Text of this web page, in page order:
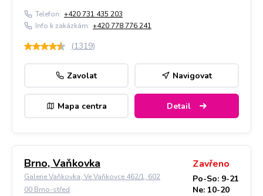
Telefon: +420 731 435 203
Info k zakázkám: +420 778 776 241
(1319)
Zavolat Navigovat
Mapa centra Detail
Brno, Vaňkovka
Galerie Vaňkovka, Ve Vaňkovce 462/1, 602
00 Brno-střed
Zavřeno
Po-So: 9-21
Ne: 10-20